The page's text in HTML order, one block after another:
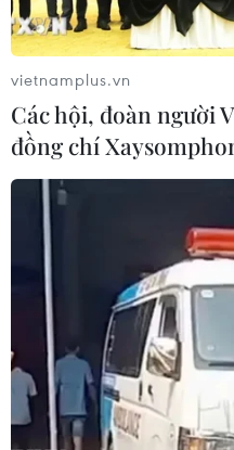
TIN CÙNG CHUYÊN
Tấn công gây nhiều
Nga và Ukraine
10/08/2026 10:29
vietnamplus.vn
Các hội, đoàn người
đồng chí